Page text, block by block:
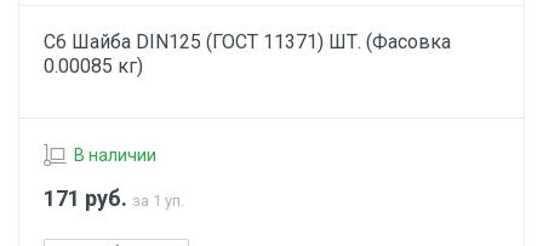
С6 Шайба DIN125 (ГОСТ 11371) ШТ. (Фасовка
0.00085 кг)
В наличии
171 руб. за 1 уп.